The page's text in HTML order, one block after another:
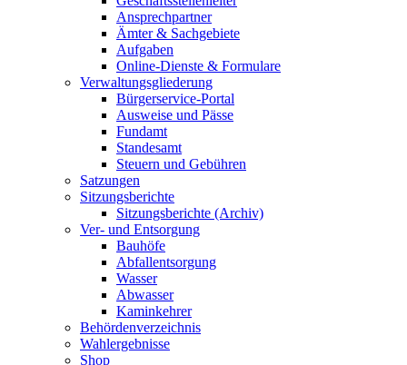
Ansprechpartner
Ämter & Sachgebiete
Aufgaben
Online-Dienste & Formulare
Verwaltungsgliederung
Bürgerservice-Portal
Ausweise und Pässe
Fundamt
Standesamt
Steuern und Gebühren
Satzungen
Sitzungsberichte
Sitzungsberichte (Archiv)
Ver- und Entsorgung
Bauhöfe
Abfallentsorgung
Wasser
Abwasser
Kaminkehrer
Behördenverzeichnis
Wahlergebnisse
Shop